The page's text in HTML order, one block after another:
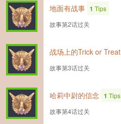
地面有战事 1 Tips
故事第2话过关
战场上的Trick or Treat
故事第3话过关
哈莉中尉的信念 1 Tips
故事第4话过关